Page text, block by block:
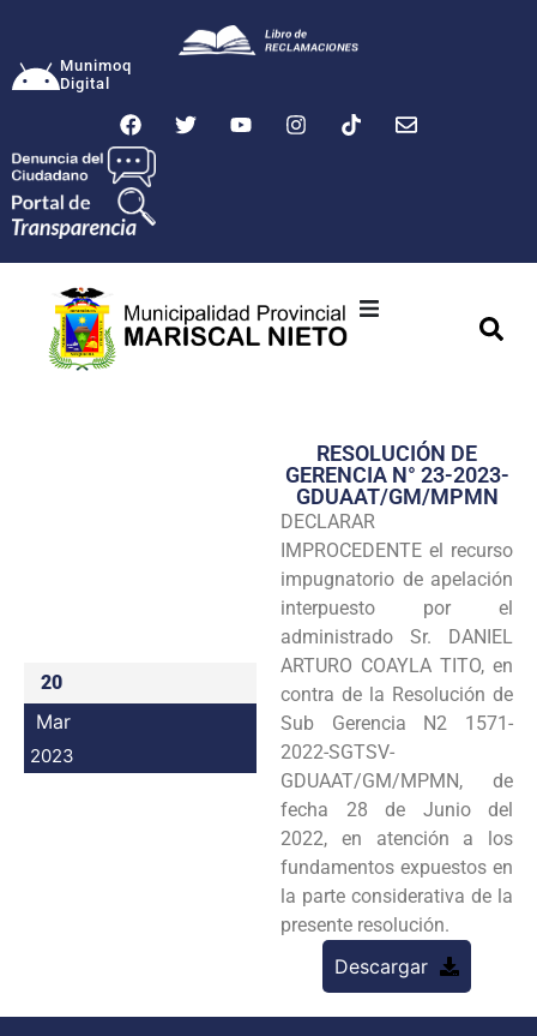
Munimoq
Digital
Transparencia
Seguridad
Programas
Intranet
20
Mar
2023
RESOLUCIÓN DE
GERENCIA N° 23-2023-
GDUAAT/GM/MPMN
DECLARAR
IMPROCEDENTE el recurso
impugnatorio de apelación
interpuesto por el
administrado Sr. DANIEL
ARTURO COAYLA TITO, en
contra de la Resolución de
Sub Gerencia N2 1571-
2022-SGTSV-
GDUAAT/GM/MPMN, de
fecha 28 de Junio del
2022, en atención a los
fundamentos expuestos en
la parte considerativa de la
presente resolución.
Descargar